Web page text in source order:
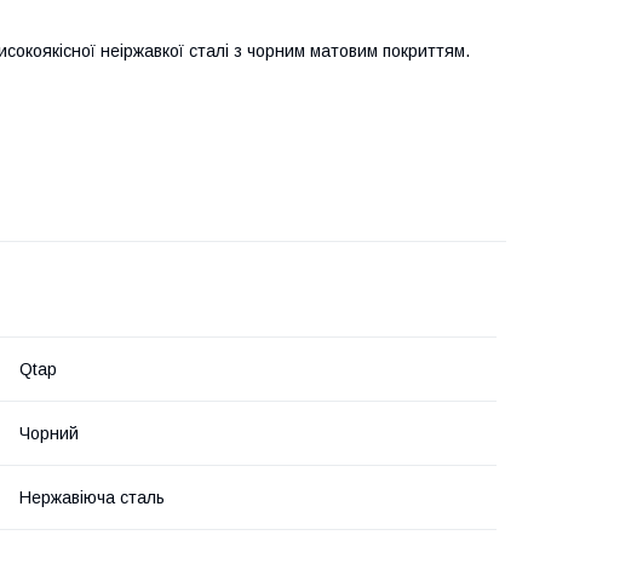
неіржавкої сталі з чорним матовим покриттям.
Qtap
Чорний
Нержавіюча сталь